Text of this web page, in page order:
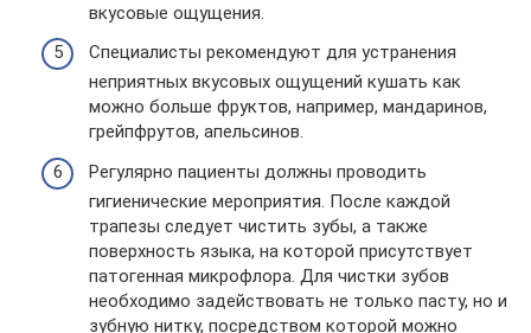
вкусовые ощущения.
Специалисты рекомендуют для устранения
неприятных вкусовых ощущений кушать как
можно больше фруктов, например, мандаринов,
грейпфрутов, апельсинов.
Регулярно пациенты должны проводить
гигиенические мероприятия. После каждой
трапезы следует чистить зубы, а также
поверхность языка, на которой присутствует
патогенная микрофлора. Для чистки зубов
необходимо задействовать не только пасту, но и
зубную нитку, посредством которой можно